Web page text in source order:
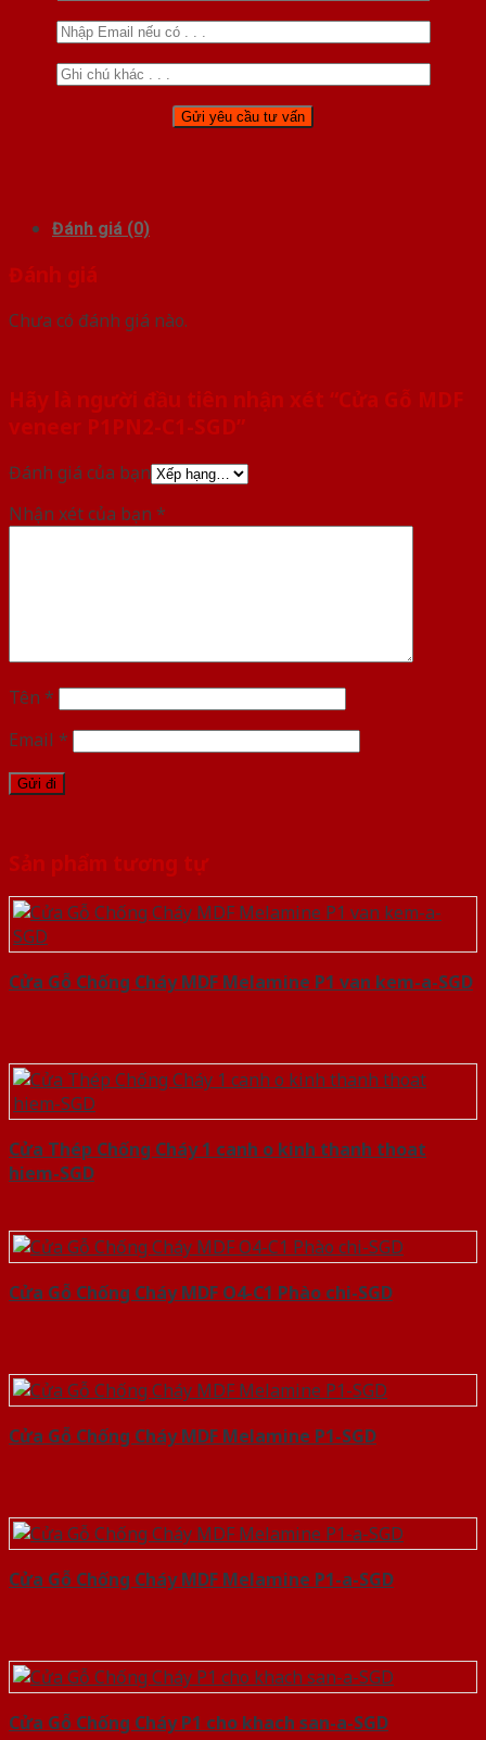
Đánh giá (0)
Đánh giá
Chưa có đánh giá nào.
Hãy là người đầu tiên nhận xét “Cửa Gỗ MDF
veneer P1PN2-C1-SGD”
Đánh giá của bạn
Nhận xét của bạn *
Tên *
Email *
Sản phẩm tương tự
Cửa Gỗ Chống Cháy MDF Melamine P1 van kem-a-SGD
Cửa Thép Chống Cháy 1 canh o kinh thanh thoat
hiem-SGD
Cửa Gỗ Chống Cháy MDF O4-C1 Phào chi-SGD
Cửa Gỗ Chống Cháy MDF Melamine P1-SGD
Cửa Gỗ Chống Cháy MDF Melamine P1-a-SGD
Cửa Gỗ Chống Cháy P1 cho khach san-a-SGD